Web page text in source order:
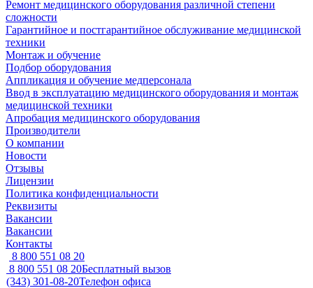
Ремонт медицинского оборудования различной степени
сложности
Гарантийное и постгарантийное обслуживание медицинской
техники
Монтаж и обучение
Подбор оборудования
Аппликация и обучение медперсонала
Ввод в эксплуатацию медицинского оборудования и монтаж
медицинской техники
Апробация медицинского оборудования
Производители
О компании
Новости
Отзывы
Лицензии
Политика конфиденциальности
Реквизиты
Вакансии
Вакансии
Контакты
8 800 551 08 20
8 800 551 08 20Бесплатный вызов
(343) 301-08-20Телефон офиса